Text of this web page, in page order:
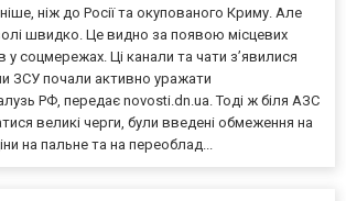
ніж до Росії та окупованого Криму. Але
швидко. Це видно за появою місцевих
у соцмережах. Ці канали та чати з’явилися
ЗСУ почали активно уражати
РФ, передає novosti.dn.ua. Тоді ж біля АЗС
великі черги, були введені обмеження на
на пальне та на переоблад...